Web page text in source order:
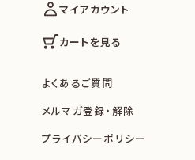
マイアカウント
カートを見る
よくあるご質問
メルマガ登録・解除
プライバシーポリシー